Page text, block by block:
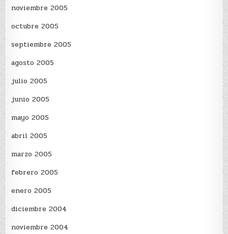
noviembre 2005
octubre 2005
septiembre 2005
agosto 2005
julio 2005
junio 2005
mayo 2005
abril 2005
marzo 2005
febrero 2005
enero 2005
diciembre 2004
noviembre 2004